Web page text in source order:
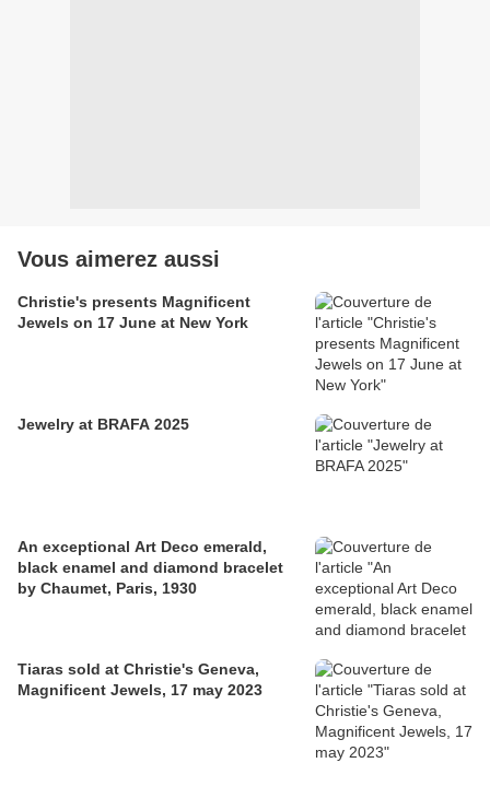
Vous aimerez aussi
Christie's presents Magnificent
Jewels on 17 June at New York
Jewelry at BRAFA 2025
An exceptional Art Deco emerald,
black enamel and diamond bracelet
by Chaumet, Paris, 1930
Tiaras sold at Christie's Geneva,
Magnificent Jewels, 17 may 2023